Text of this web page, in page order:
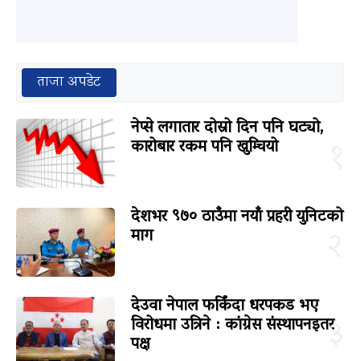
ताजा अपडेट
नेप्से लगातार दोस्रो दिन पनि घट्यो,
कारोबार रकम पनि खुम्चियो
देशभर ९७० ठाउँमा नयाँ प्रहरी युनिटको
माग
३
देउवा नेपाल फर्किंदा धरपकड भए
विरोधमा उत्रिने : कांग्रेस संस्थापनइतर
पक्ष